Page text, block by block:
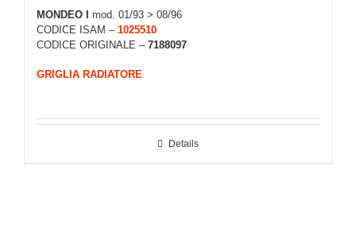
MONDEO I mod. 01/93 > 08/96
CODICE ISAM – 1025510
CODICE ORIGINALE – 7188097
GRIGLIA RADIATORE
Details